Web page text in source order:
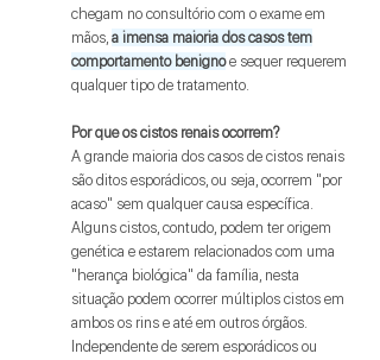
chegam no consultório com o exame em
mãos, a imensa maioria dos casos tem
comportamento benignoe sequer requerem
qualquer tipo de tratamento.
Por que os cistos renais ocorrem?
A grande maioria dos casos de cistos renais
são ditos esporádicos, ou seja, ocorrem "por
acaso" sem qualquer causa específica.
Alguns cistos, contudo, podem ter origem
genética e estarem relacionados com uma
"herança biológica" da família, nesta
situação podem ocorrer múltiplos cistos em
ambos os rins e até em outros órgãos.
Independente de serem esporádicos ou